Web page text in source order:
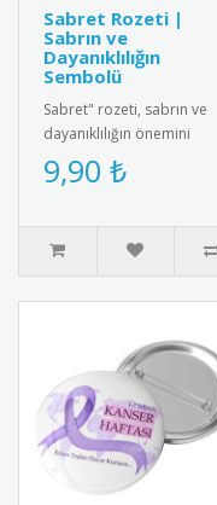
Sabret Rozeti |
Sabrın ve
Dayanıklılığın
Sembolü
Sabret" rozeti, sabrın ve
dayanıklılığın önemini
vurgulayan şık bir tasarım.
Hem kendiniz hem de sev..
9,90 ₺